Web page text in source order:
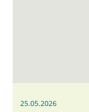
25.05.2026